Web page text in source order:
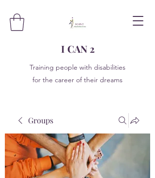
I CAN 2
Training people with disabilities
for the career of their dreams
Groups